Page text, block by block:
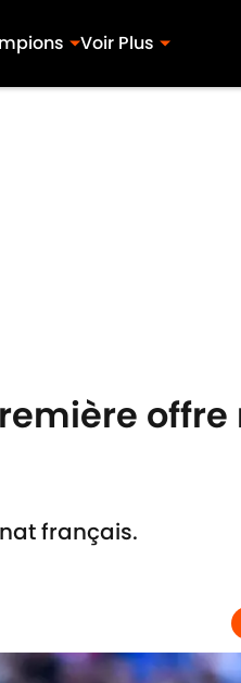
Voir Plus
français.